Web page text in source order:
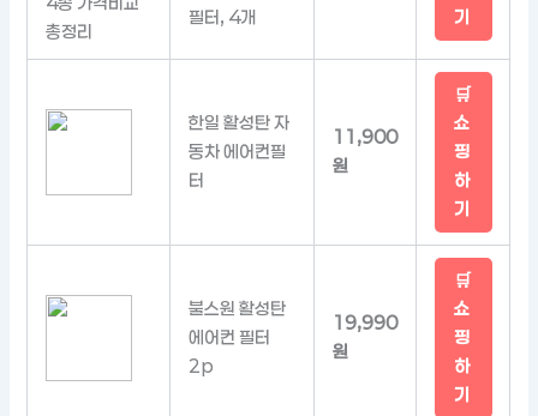
필터, 4개
기
한일 활성탄 자
동차 에어컨필
터
11,900
원
🛒
쇼
핑
하
기
불스원 활성탄
에어컨 필터
2p
19,990
원
🛒
쇼
핑
하
기